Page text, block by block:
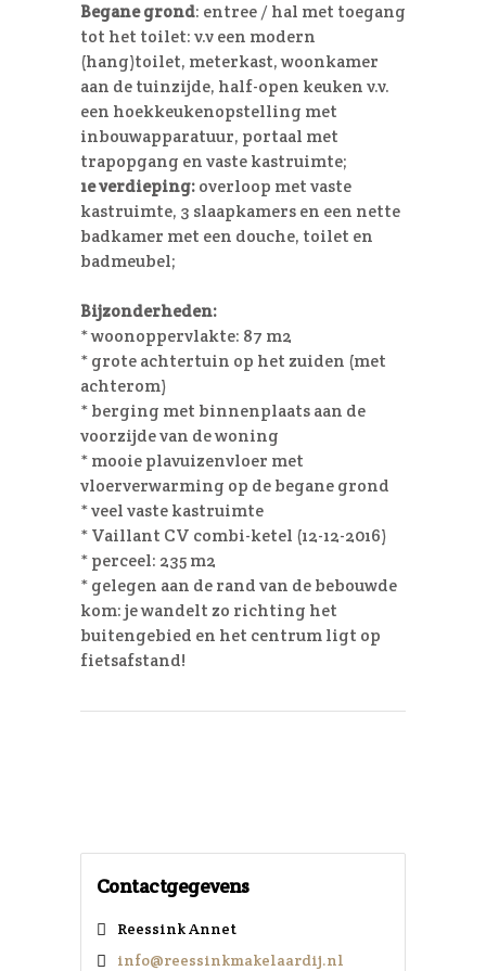
Begane grond: entree / hal met toegang
tot het toilet: v.v een modern
(hang)toilet, meterkast, woonkamer
aan de tuinzijde, half-open keuken v.v.
een hoekkeukenopstelling met
inbouwapparatuur, portaal met
trapopgang en vaste kastruimte;
1e verdieping: overloop met vaste
kastruimte, 3 slaapkamers en een nette
badkamer met een douche, toilet en
badmeubel;
Bijzonderheden:
* woonoppervlakte: 87 m2
* grote achtertuin op het zuiden (met
achterom)
* berging met binnenplaats aan de
voorzijde van de woning
* mooie plavuizenvloer met
vloerverwarming op de begane grond
* veel vaste kastruimte
* Vaillant CV combi-ketel (12-12-2016)
* perceel: 235 m2
* gelegen aan de rand van de bebouwde
kom: je wandelt zo richting het
buitengebied en het centrum ligt op
fietsafstand!
Contactgegevens
Reessink Annet
info@reessinkmakelaardij.nl